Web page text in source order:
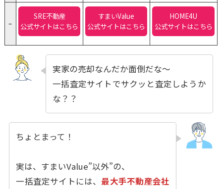
–
SRE不動産
公式サイトはこちら
すまいValue
公式サイトはこちら
HOME4U
公式サイトはこちら
実家の売却なんだか面倒だな〜
一括査定サイトでサクッと査定しようか
な？？
ちょとまって！
実は、すまいValue”以外”の、
一括査定サイトには、 最大手不動産会社